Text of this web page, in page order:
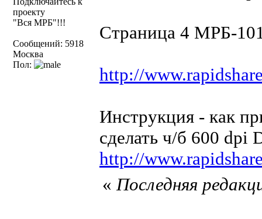
проекту
"Вся МРБ"!!!
Сообщений: 5918
Москва
Пол:
Страница 4 МРБ-
http://
Инструкция - как
сделать ч/б 600 dpi
http://
«Последняя